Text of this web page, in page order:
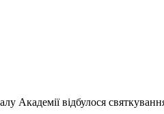
Академії відбулося